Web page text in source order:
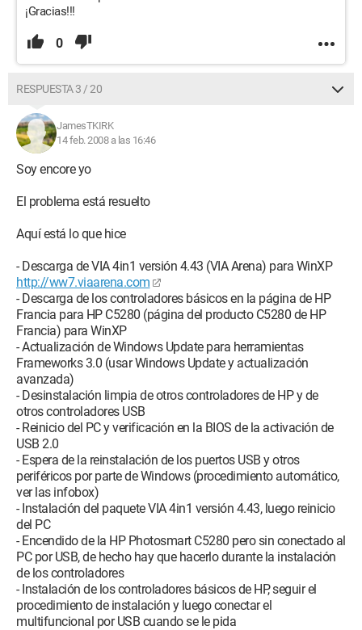
¡Gracias!!!
0
RESPUESTA 3 / 20
JamesTKIRK
14 feb. 2008 a las 16:46
Soy encore yo
El problema está resuelto
Aquí está lo que hice
- Descarga de VIA 4in1 versión 4.43 (VIA Arena) para WinXP
http://ww7.viaarena.com
- Descarga de los controladores básicos en la página de HP
Francia para HP C5280 (página del producto C5280 de HP
Francia) para WinXP
- Actualización de Windows Update para herramientas
Frameworks 3.0 (usar Windows Update y actualización
avanzada)
- Desinstalación limpia de otros controladores de HP y de
otros controladores USB
- Reinicio del PC y verificación en la BIOS de la activación de
USB 2.0
- Espera de la reinstalación de los puertos USB y otros
periféricos por parte de Windows (procedimiento automático,
ver las infobox)
- Instalación del paquete VIA 4in1 versión 4.43, luego reinicio
del PC
- Encendido de la HP Photosmart C5280 pero sin conectado al
PC por USB, de hecho hay que hacerlo durante la instalación
de los controladores
- Instalación de los controladores básicos de HP, seguir el
procedimiento de instalación y luego conectar el
multifuncional por USB cuando se le pida